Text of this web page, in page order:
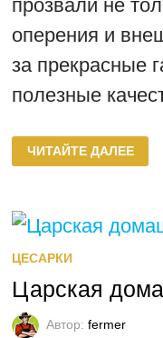
прозвали не
оперения и
за прекрасные
полезные
МЯСО
ПО-
ИСТИНЕ
ЦЕСАРКИ!
ЧИТАЙТЕ ДАЛЕЕ
ЦЕСАРКИ
Царская
Автор: fermer